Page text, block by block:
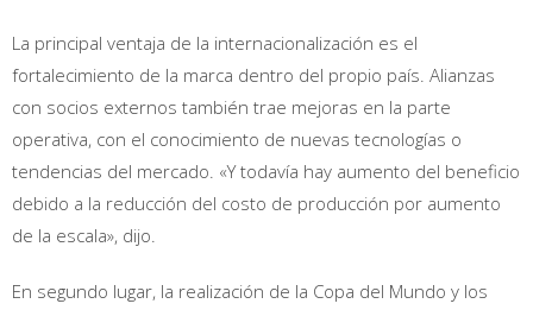
La principal ventaja de la internacionalización es el
fortalecimiento de la marca dentro del propio país. Alianzas
con socios externos también trae mejoras en la parte
operativa, con el conocimiento de nuevas tecnologías o
tendencias del mercado. «Y todavía hay aumento del beneficio
debido a la reducción del costo de producción por aumento
de la escala», dijo.
En segundo lugar, la realización de la Copa del Mundo y los